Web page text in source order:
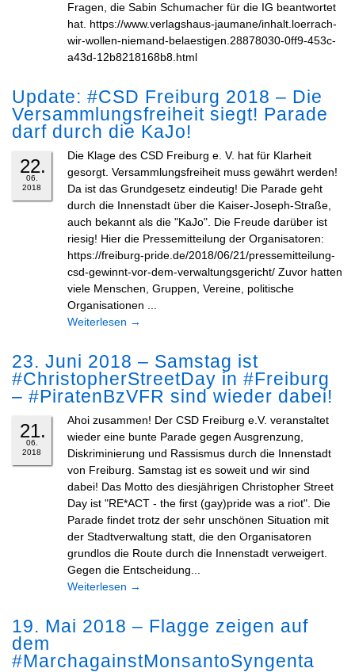
Fragen, die Sabin Schumacher für die IG beantwortet
hat. https://www.verlagshaus-jaumane/inhalt.loerrach-
wir-wollen-niemand-belaestigen.28878030-0ff9-453c-
a43d-12b8218168b8.html
Update: #CSD Freiburg 2018 – Die
Versammlungsfreiheit siegt! Parade
darf durch die KaJo!
22.
06.
2018
Die Klage des CSD Freiburg e. V. hat für Klarheit
gesorgt. Versammlungsfreiheit muss gewährt werden!
Da ist das Grundgesetz eindeutig! Die Parade geht
durch die Innenstadt über die Kaiser-Joseph-Straße,
auch bekannt als die "KaJo". Die Freude darüber ist
riesig! Hier die Pressemitteilung der Organisatoren:
https://freiburg-pride.de/2018/06/21/pressemitteilung-
csd-gewinnt-vor-dem-verwaltungsgericht/ Zuvor hatten
viele Menschen, Gruppen, Vereine, politische
Organisationen ...
Weiterlesen →
23. Juni 2018 – Samstag ist
#ChristopherStreetDay in #Freiburg
– #PiratenBzVFR sind wieder dabei!
21.
06.
2018
Ahoi zusammen! Der CSD Freiburg e.V. veranstaltet
wieder eine bunte Parade gegen Ausgrenzung,
Diskriminierung und Rassismus durch die Innenstadt
von Freiburg. Samstag ist es soweit und wir sind
dabei! Das Motto des diesjährigen Christopher Street
Day ist "RE*ACT - the first (gay)pride was a riot". Die
Parade findet trotz der sehr unschönen Situation mit
der Stadtverwaltung statt, die den Organisatoren
grundlos die Route durch die Innenstadt verweigert.
Gegen die Entscheidung...
Weiterlesen →
19. Mai 2018 – Flagge zeigen auf
dem
#MarchagainstMonsantoSyngenta